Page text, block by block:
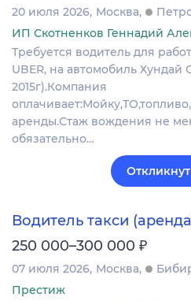
20 июля 2026 Москва
ИП Скотненков Геннадий
Требуется водитель для
UBER, на автомобиль Хундай
2015г).Компания
аренды.Стаж вождения не
обязательно…
Водитель такси
250 000–300 000 ₽
07 июля 2026 Москва
Престиж